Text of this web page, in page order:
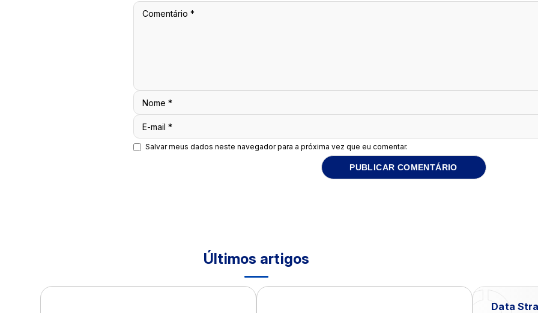
Comentário *
Nome *
E-mail *
Salvar meus dados neste navegador para a próxima vez que eu comentar.
Últimos artigos
Data